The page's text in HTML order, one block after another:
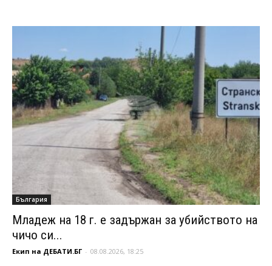
България
Младеж на 18 г. е задържан за убийството на
чичо си...
Екип на ДЕБАТИ.БГ - 08.08.2026, 18:25